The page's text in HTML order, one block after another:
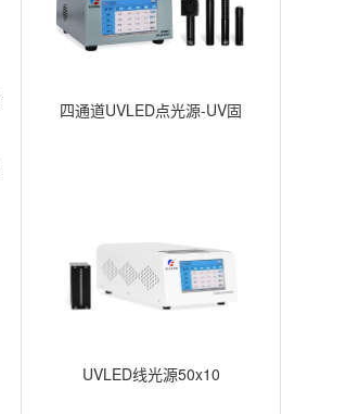
四通道UVLED点光源-UV固
UVLED线光源50x10